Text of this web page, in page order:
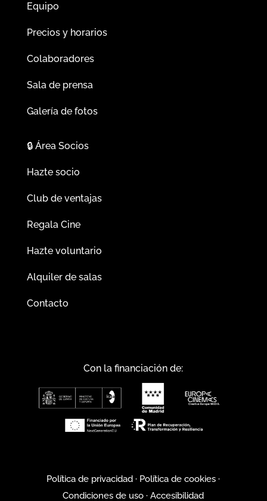
Equipo
Precios y horarios
Colaboradores
Sala de prensa
Galería de fotos
🔒Área Socios
Hazte socio
Club de ventajas
Regala Cine
Hazte voluntario
Alquiler de salas
Contacto
Con la financiación de:
Política de privacidad · Política de cookies ·
Condiciones de uso ·Accesibilidad